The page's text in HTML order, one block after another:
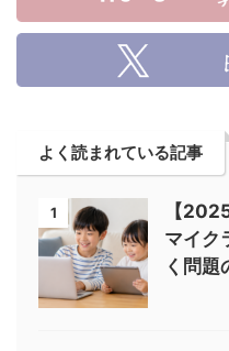
よく読まれている記事
1
【
マイク
く問題